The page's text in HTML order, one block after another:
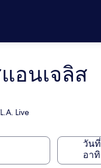
อนเจลิส
Live
วันที่